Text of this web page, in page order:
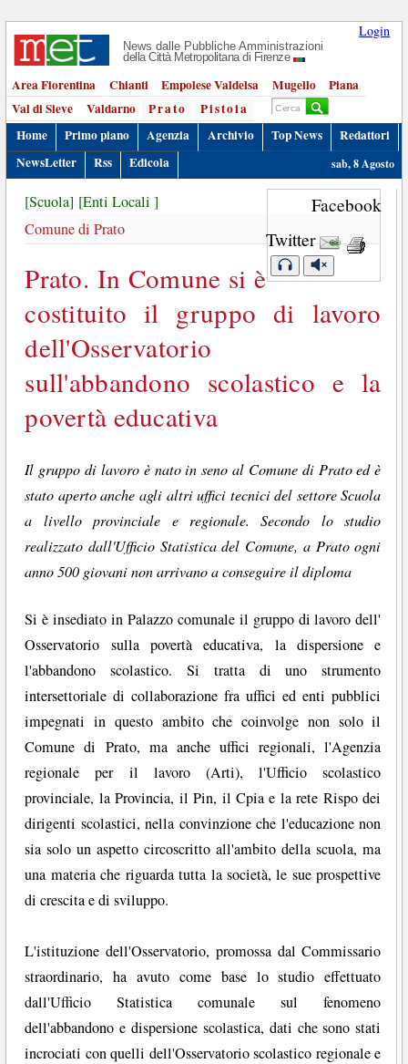
Login
News dalle Pubbliche Amministrazioni
della Città Metropolitana di Firenze
Area Fiorentina Chianti Empolese Valdelsa Mugello
Piana
Val di Sieve
Valdarno Prato
Pistoia
Home
Primo piano Agenzia Archivio Top News
Redattori
NewsLetter
Rss Edicola sab, 8 Agosto
Facebook
Twitter
[Scuola] [Enti Locali ]
Comune di Prato
Prato. In Comune si è
costituito il gruppo di lavoro
dell'Osservatorio
sull'abbandono scolastico e la
povertà educativa
Il gruppo di lavoro è nato in seno al Comune di Prato ed è
stato aperto anche agli altri uffici tecnici del settore Scuola
a livello provinciale e regionale. Secondo lo studio
realizzato dall'Ufficio Statistica del Comune, a Prato ogni
anno 500 giovani non arrivano a conseguire il diploma
Si è insediato in Palazzo comunale il gruppo di lavoro dell'
Osservatorio sulla povertà educativa, la dispersione e
l'abbandono scolastico. Si tratta di uno strumento
intersettoriale di collaborazione fra uffici ed enti pubblici
impegnati in questo ambito che coinvolge non solo il
Comune di Prato, ma anche uffici regionali, l'Agenzia
regionale per il lavoro (Arti), l'Ufficio scolastico
provinciale, la Provincia, il Pin, il Cpia e la rete Rispo dei
dirigenti scolastici, nella convinzione che l'educazione non
sia solo un aspetto circoscritto all'ambito della scuola, ma
una materia che riguarda tutta la società, le sue prospettive
di crescita e di sviluppo.
L'istituzione dell'Osservatorio, promossa dal Commissario
straordinario, ha avuto come base lo studio effettuato
dall'Ufficio Statistica comunale sul fenomeno
dell'abbandono e dispersione scolastica, dati che sono stati
incrociati con quelli dell'Osservatorio scolastico regionale e